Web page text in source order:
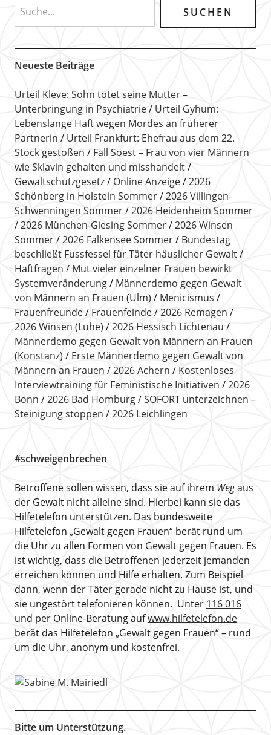
Neueste Beiträge
Urteil Kleve: Sohn tötet seine Mutter –
Unterbringung in Psychiatrie
Urteil Gyhum:
Lebenslange Haft wegen Mordes an früherer
Partnerin
Urteil Frankfurt: Ehefrau aus dem 22.
Stock gestoßen
Fall Soest – Frau von vier Männern
wie Sklavin gehalten und misshandelt
Gewaltschutzgesetz
Online Anzeige
2026
Schönberg in Holstein Sommer
2026 Villingen-
Schwenningen Sommer
2026 Heidenheim Sommer
2026 München-Giesing Sommer
2026 Winsen
Sommer
2026 Falkensee Sommer
Bundestag
beschließt Fussfessel für Täter häuslicher Gewalt
Haftfragen
Mut vieler einzelner Frauen bewirkt
Systemveränderung
Männerdemo gegen Gewalt
von Männern an Frauen (Ulm)
Menicismus
Frauenfreunde
Frauenfeinde
2026 Remagen
2026 Winsen (Luhe)
2026 Hessisch Lichtenau
Männerdemo gegen Gewalt von Männern an Frauen
(Konstanz)
Erste Männerdemo gegen Gewalt von
Männern an Frauen
2026 Achern
Kostenloses
Interviewtraining für Feministische Initiativen
2026
Bonn
2026 Bad Homburg
SOFORT unterzeichnen –
Steinigung stoppen
2026 Leichlingen
#schweigenbrechen
Betroffene sollen wissen, dass sie auf ihrem Wegaus
der Gewalt nicht alleine sind. Hierbei kann sie das
Hilfetelefon unterstützen. Das bundesweite
Hilfetelefon „Gewalt gegen Frauen“ berät rund um
die Uhr zu allen Formen von Gewalt gegen Frauen. Es
ist wichtig, dass die Betroffenen jederzeit jemanden
erreichen können und Hilfe erhalten. Zum Beispiel
dann, wenn der Täter gerade nicht zu Hause ist, und
sie ungestört telefonieren können. Unter 116 016
und per Online-Beratung aufwww.hilfetelefon.de
berät das Hilfetelefon „Gewalt gegen Frauen“ – rund
um die Uhr, anonym und kostenfrei.
Bitte um Unterstützung.